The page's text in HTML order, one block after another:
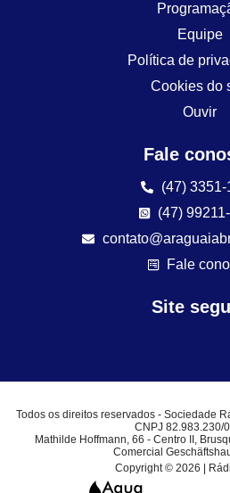
Equipe
Política de
Cookies do
Ouvir
Fale
(47) 3351-
(47)
Fale
Site
Todos os direitos reservados - Sociedade
CNPJ 82.983.230/
Mathilde Hoffmann, 66 - Centro II,
Comercial
Copyright © 2026 |